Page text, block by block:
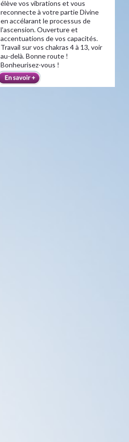
élève vos vibrations et vous
reconnecte à votre partie Divine
en accélarant le processus de
l'ascension. Ouverture et
accentuations de vos capacités.
Travail sur vos chakras 4 à 13, voir
au-delà. Bonne route !
Bonheurisez-vous !